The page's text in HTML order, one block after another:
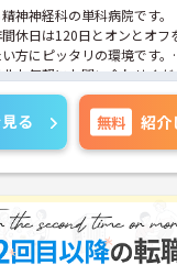
神神経科の単科病院です。
休日は120日とオンとオフ
方にピッタリの環境です。
お気軽にお問い合わせくだ
る 無料 紹介